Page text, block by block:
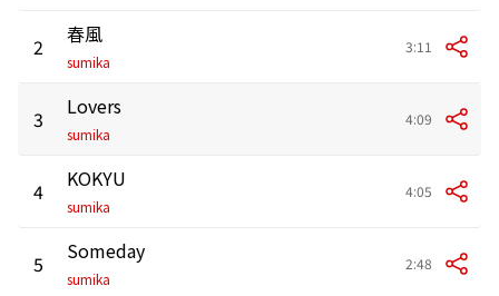
2 春風
sumika
3:11
3 Lovers
sumika
4:09
4 KOKYU
sumika
4:05
5 Someday
sumika
2:48